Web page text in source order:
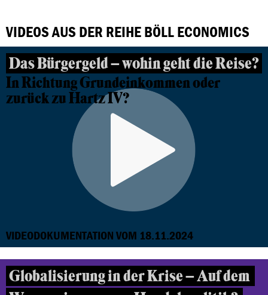
VIDEOS AUS DER REIHE BÖLL ECONOMICS
Das Bürgergeld – wohin geht die Reise?
In Richtung Grundeinkommen oder
zurück zu Hartz IV?
VIDEODOKUMENTATION VOM 18.11.2024
Globalisierung in der Krise – Auf dem